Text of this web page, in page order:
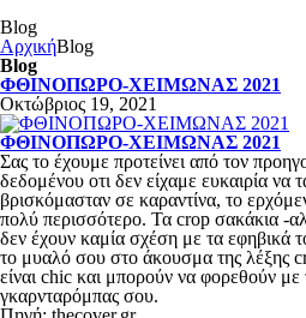
ΡΟΎΧΑ
Μπλούζες
Πουκάμισα
Φορέματα
Ολόσωμες Φόρμες
Πλεκτά
Φούστες
Plus Sizes
Αξεσουάρ
Ζώνες
Φουλάρια/Κασκόλ
Τσάντες
Κοσμήματα
Προσφορές
Blog
ΑρχικήBlog
Blog
ΦΘΙΝΟΠΩΡΟ-ΧΕΙΜΩΝΑΣ 2021
Οκτώβριος 19, 2021
ΦΘΙΝΟΠΩΡΟ-ΧΕΙΜΩΝΑΣ 2021
Σας το έχουμε προτείνει από τον
δεδομένου οτι δεν είχαμε ευκαιρία
βρισκόμασταν σε καραντίνα, το
πολύ περισσότερο. Τα crop σακάκια -
δεν έχουν καμία σχέση με τα εφηβικά
το μυαλό σου στο άκουσμα της λέξης
είναι chic και μπορούν να φορεθούν
γκαρνταρόμπας σου.